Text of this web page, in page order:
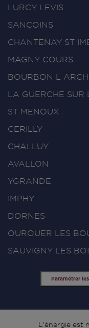
LURCY LEVIS
SANCOINS
CHANTENAY ST
MAGNY COURS
BOURBON L
LA GUERCHE SUR
ST MENOUX
CERILLY
CHALLUY
AVALLON
YGRANDE
IMPHY
DORNES
OUROUER LES
SAUVIGNY LES
Paramétrer
L'énergie est